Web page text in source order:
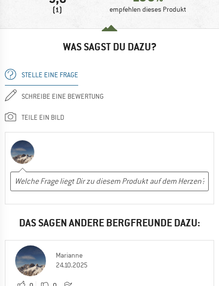
(1) empfehlen dieses Produkt
WAS SAGST DU DAZU?
STELLE EINE FRAGE
SCHREIBE EINE BEWERTUNG
TEILE EIN BILD
DAS SAGEN ANDERE BERGFREUNDE DAZU:
Marianne
24.10.2025